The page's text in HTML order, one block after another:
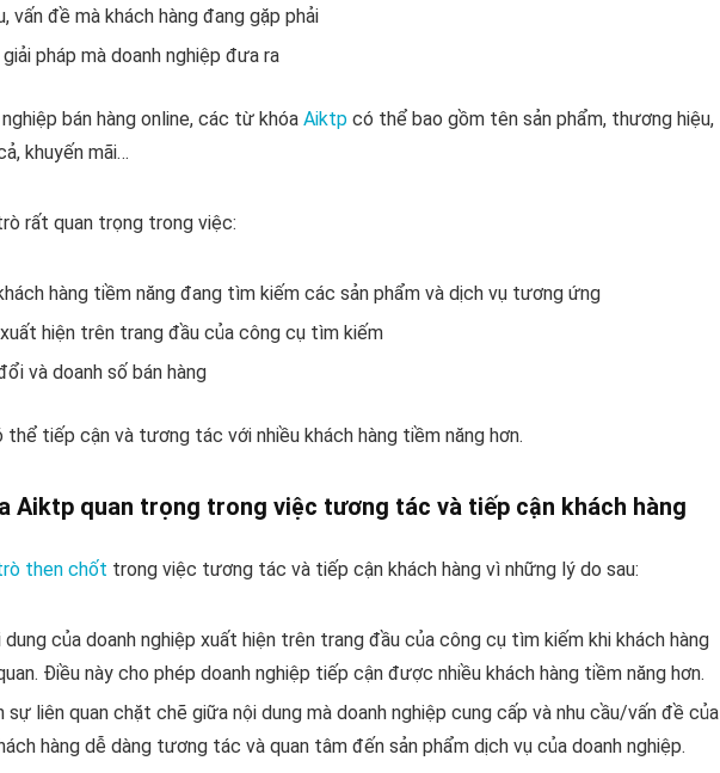
vấn đề mà khách hàng đang gặp phải
pháp mà doanh nghiệp đưa ra
bán hàng online, các từ khóa Aiktp có thể bao gồm tên sản phẩm, thương hiệu,
khuyến mãi…
rất quan trọng trong việc:
hàng tiềm năng đang tìm kiếm các sản phẩm và dịch vụ tương ứng
xuất hiện trên trang đầu của công cụ tìm kiếm
và doanh số bán hàng
thể tiếp cận và tương tác với nhiều khách hàng tiềm năng hơn.
Aiktp quan trọng trong việc tương tác và tiếp cận khách hàng
then chốt trong việc tương tác và tiếp cận khách hàng vì những lý do sau:
dung của doanh nghiệp xuất hiện trên trang đầu của công cụ tìm kiếm khi khách hàng
Điều này cho phép doanh nghiệp tiếp cận được nhiều khách hàng tiềm năng hơn.
sự liên quan chặt chẽ giữa nội dung mà doanh nghiệp cung cấp và nhu cầu/vấn đề của
hàng dễ dàng tương tác và quan tâm đến sản phẩm dịch vụ của doanh nghiệp.